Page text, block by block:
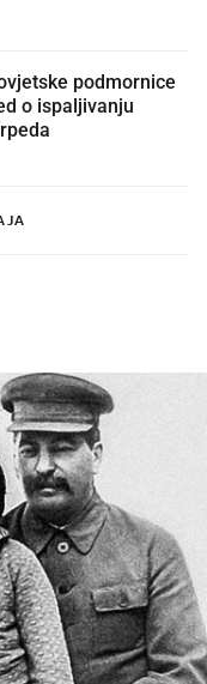
podmornice
o ispaljivanju